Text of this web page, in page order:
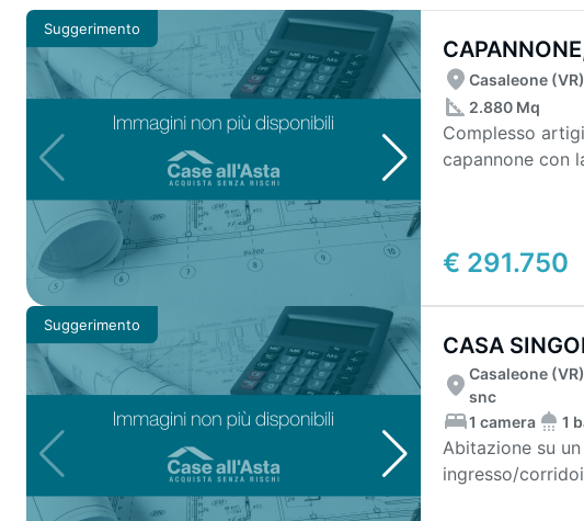
Suggerimento
€ 291.750
Casaleone
2.880 Mq
Complesso
capannone con
Suggerimento
CASA
GARAGE
Casaleone
snc
1 camera
1
Abitazione su
ingresso/